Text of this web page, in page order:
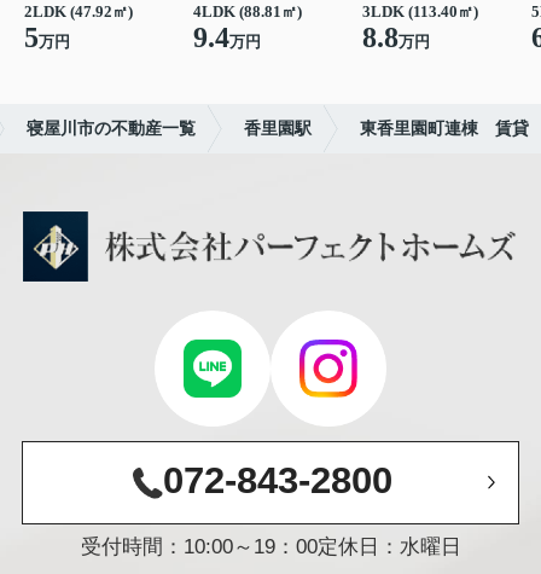
2LDK (47.92㎡)
5万円
4LDK (88.81㎡)
9.4万円
3LDK (113.40㎡)
8.8万円
寝屋川市の不動産一覧 香里園駅 東香里園町連棟 賃貸
072-843-2800
受付時間：10:00～19：00定休日：水曜日